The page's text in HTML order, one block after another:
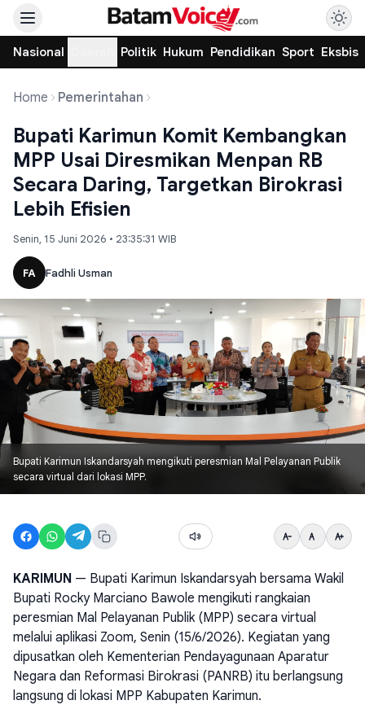
Nasional Politik Hukum Pendidikan Sport Eksbis
Home Pemerintahan
Bupati Karimun Komit Kembangkan
MPP Usai Diresmikan Menpan RB
Secara Daring, Targetkan Birokrasi
Lebih Efisien
Senin, 15 Juni 2026 • 23:35:31 WIB
FA Fadhli Usman
Bupati Karimun Iskandarsyah mengikuti peresmian Mal Pelayanan Publik
secara virtual dari lokasi MPP.
KARIMUN — Bupati Karimun Iskandarsyah bersama Wakil
Bupati Rocky Marciano Bawole mengikuti rangkaian
peresmian Mal Pelayanan Publik (MPP) secara virtual
melalui aplikasi Zoom, Senin (15/6/2026). Kegiatan yang
dipusatkan oleh Kementerian Pendayagunaan Aparatur
Negara dan Reformasi Birokrasi (PANRB) itu berlangsung
langsung di lokasi MPP Kabupaten Karimun.